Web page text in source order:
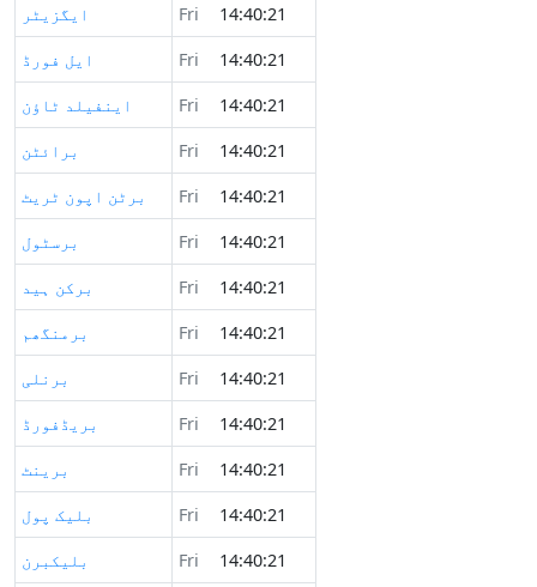
ایگزیٹر
Fri
14:40:21
ایل فورڈ
Fri
14:40:21
اینفیلد ٹاؤن
Fri
14:40:21
برائٹن
Fri
14:40:21
برٹن اپون ٹریٹ
Fri
14:40:21
برسٹول
Fri
14:40:21
برکن ہید
Fri
14:40:21
برمنگھم
Fri
14:40:21
برنلی
Fri
14:40:21
بریڈفورڈ
Fri
14:40:21
برینٹ
Fri
14:40:21
بلیک پول
Fri
14:40:21
بلیکبرن
Fri
14:40:21